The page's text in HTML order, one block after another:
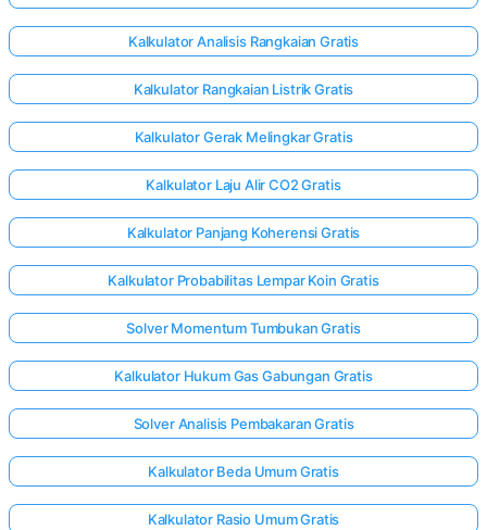
Kalkulator Analisis Rangkaian Gratis
Kalkulator Rangkaian Listrik Gratis
Kalkulator Gerak Melingkar Gratis
Kalkulator Laju Alir CO2 Gratis
Kalkulator Panjang Koherensi Gratis
Kalkulator Probabilitas Lempar Koin Gratis
Solver Momentum Tumbukan Gratis
Kalkulator Hukum Gas Gabungan Gratis
Solver Analisis Pembakaran Gratis
Kalkulator Beda Umum Gratis
Kalkulator Rasio Umum Gratis